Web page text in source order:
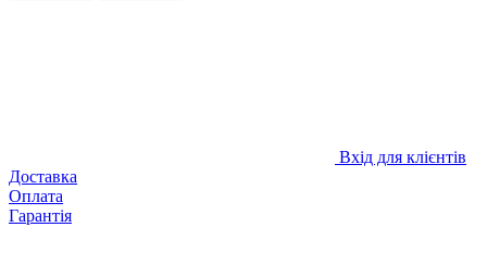
Вхід для клієнтів
Доставка
Оплата
Гарантія